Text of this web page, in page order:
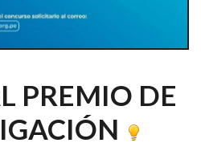
PREMIO DE